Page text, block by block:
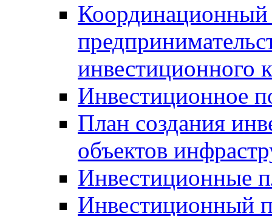
Координационный
инвестиционного
Инвестиционное
План создания
объектов
Инвестиционные
Инвестиционный